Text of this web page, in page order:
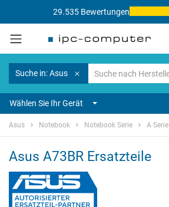
29.535 Bewertungen
Suche in: Asus
Wählen Sie Ihr Gerät
Asus Notebook Notebook Serie A Serie
Asus A73BR Ersatzteile